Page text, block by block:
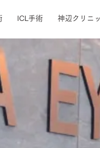
ICL手術 神辺クリニ